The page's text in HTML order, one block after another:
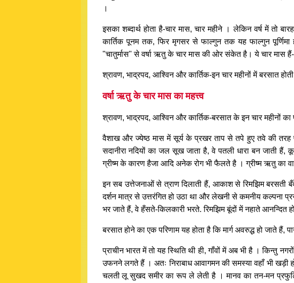
।
इसका शब्दार्थ होता है-चार मास, चार महीने । लेकिन वर्ष में तो
कार्तिक पूनम तक, फिर मृगसर से फाल्गुन तक यह फाल्गुन
"चातुर्मास" से वर्षा ऋतु के चार मास की ओर संकेत है। ये चार मास हैं-
श्रावण, भाद्रपद, आश्विन और कार्तिक-इन चार महीनों में बरसात
वर्षा ऋतु के चार मास का महत्त्व
श्रावण, भाद्रपद, आश्विन और कार्तिक-बरसात के इन चार महीनों का
वैशाख और ज्येष्ठ मास में सूर्य के प्रखर ताप से तपे हुए तवे की तरह
सदानीरा नदियों का जल सूख जाता है, वे पतली धारा बन जाती हैं,
ग्रीष्म के कारण हैजा आदि अनेक रोग भी फैलते है । ग्रीष्म ऋतु का
इन सब उत्तेजनाओं से त्राण दिलाती हैं, आकाश से रिमझिम बरसती
दर्शन मात्र से उत्तरंगित हो उठा था और लेखनी से कमनीय कल्पना
भर जाते हैं, वे हँसते-किलकारी भरते. रिमझिम बूंदों में नहाते आनन्दित
बरसात होने का एक परिणाम यह होता है कि मार्ग अवरुद्ध हो जाते हैं,
प्राचीन भारत में तो यह स्थिति थी ही, गाँवों में अब भी है । किन्तु
उफनने लगते हैं । अतः निराबाध आवागमन की समस्या वहाँ भी खड़ी
चलती लू सुखद समीर का रूप ले लेती है । मानव का तन-मन